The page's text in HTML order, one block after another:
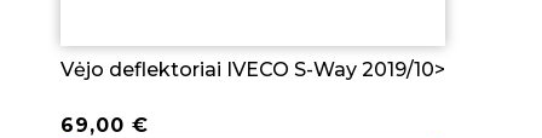
Vėjo deflektoriai IVECO S-Way 2019/10>
69,00 €